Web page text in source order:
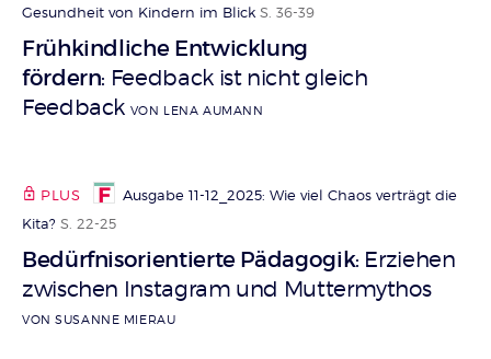
Gesundheit von Kindern im Blick S. 36-39
Frühkindliche Entwicklung
fördern: Feedback ist nicht gleich
Feedback VON LENA AUMANN
PLUS
Ausgabe 11-12_2025: Wie viel Chaos verträgt die
Kita? S. 22-25
Bedürfnisorientierte Pädagogik: Erziehen
zwischen Instagram und Muttermythos
VON SUSANNE MIERAU